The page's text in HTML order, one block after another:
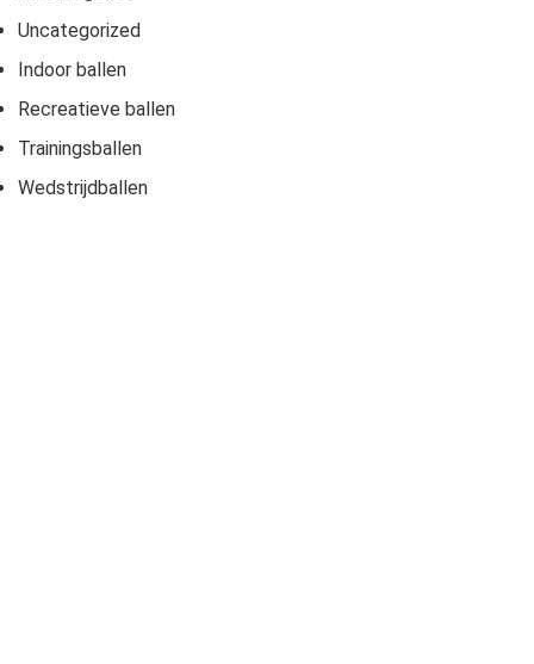
Uncategorized
Indoor ballen
Recreatieve ballen
Trainingsballen
Wedstrijdballen